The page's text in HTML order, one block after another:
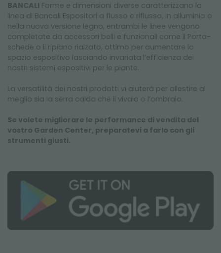
BANCALI Forme e dimensioni diverse caratterizzano la
linea di Bancali Espositori a flusso e riflusso, in alluminio o
nella nuova versione legno, entrambi le linee vengono
completate da accessori belli e funzionali come il Porta-
schede o il ripiano rialzato, ottimo per aumentare lo
spazio espositivo lasciando invariata l’efficienza dei
nostri sistemi espositivi per le piante.
La versatilità dei nostri prodotti vi aiuterà per allestire al
meglio sia la serra calda che il vivaio o l’ombraio.
Se volete migliorare le performance di vendita del
vostro Garden Center, preparatevi a farlo con gli
strumenti giusti.